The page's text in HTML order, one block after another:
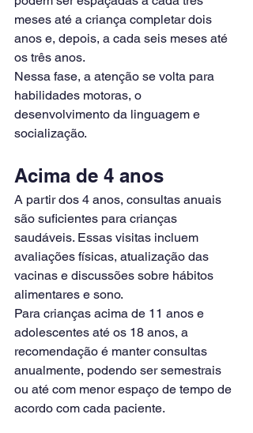
meses até a criança completar dois
anos e, depois, a cada seis meses até
os três anos.
Nessa fase, a atenção se volta para
habilidades motoras, o
desenvolvimento da linguagem e
socialização.
Acima de 4 anos
A partir dos 4 anos, consultas anuais
são suficientes para crianças
saudáveis. Essas visitas incluem
avaliações físicas, atualização das
vacinas e discussões sobre hábitos
alimentares e sono.
Para crianças acima de 11 anos e
adolescentes até os 18 anos, a
recomendação é manter consultas
anualmente, podendo ser semestrais
ou até com menor espaço de tempo de
acordo com cada paciente.